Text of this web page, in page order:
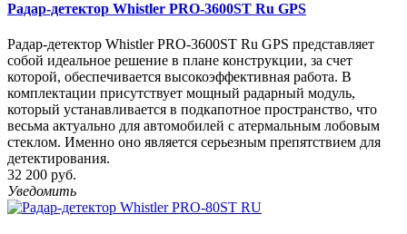
Радар-детектор Whistler PRO-3600ST Ru GPS
Радар-детектор Whistler PRO-3600ST Ru GPS представляет
собой идеальное решение в плане конструкции, за счет
которой, обеспечивается высокоэффективная работа. В
комплектации присутствует мощный радарный модуль,
который устанавливается в подкапотное пространство, что
весьма актуально для автомобилей с атермальным лобовым
стеклом. Именно оно является серьезным препятствием для
детектирования.
32 200 руб.
Уведомить